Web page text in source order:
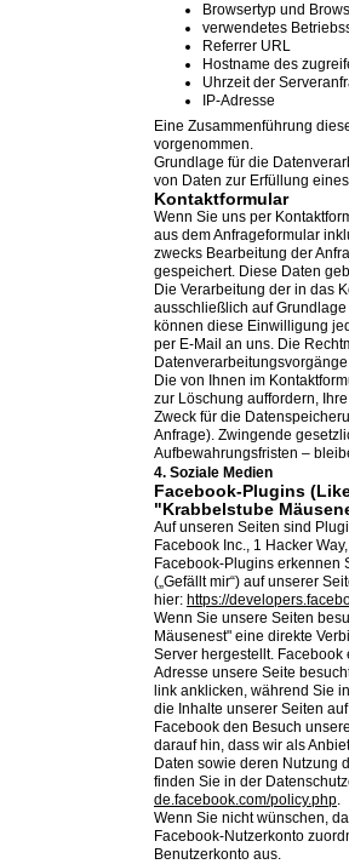
Browsertyp und
verwendetes
Referrer URL
Hostname des
Uhrzeit der
IP-Adresse
Eine Zusammenführung
vorgenommen.
Grundlage für die
von Daten zur Erfüllung
Kontaktformular
Wenn Sie uns per
aus dem Anfrageformular
zwecks Bearbeitung der
gespeichert. Diese Daten
Die Verarbeitung der in das
ausschließlich auf
können diese Einwilligung
per E-Mail an uns. Die
Die von Ihnen im
zur Löschung auffordern,
Zweck für die
Anfrage). Zwingende
Aufbewahrungsfristen –
4. Soziale Medien
Facebook-Plugins
"Krabbelstube
Auf unseren Seiten sind
Facebook Inc., 1 Hacker
Facebook-Plugins erkennen
(„Gefällt mir“) auf unserer
hier: https://
Wenn Sie unsere Seiten
Mäusenest" eine direkte
Server hergestellt. Facebook
Adresse unsere Seite
link anklicken, während Sie
die Inhalte unserer Seiten
Facebook den Besuch
darauf hin, dass wir als
Daten sowie deren Nutzung
finden Sie in der
de.facebook.com/policy.php.
Wenn Sie nicht wünschen,
Facebook-Nutzerkonto
Benutzerkonto aus.